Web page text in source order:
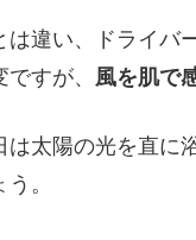
は違い、ドライバ
すが、 風を肌で
は太陽の光を直に
。